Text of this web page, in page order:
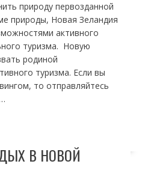
природу первозданной
природы, Новая Зеландия
активного
туризма. Новую
родиной
туризма. Если вы
то отправляйтесь
В НОВОЙ